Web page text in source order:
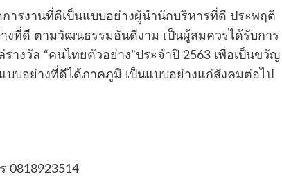
ารงานที่ดีเป็นแบบอย่างผู้นำนักบริหารที่ดี ประพฤติ
ที่ดี ตามวัฒนธรรมอันดีงาม เป็นผู้สมควรได้รับการ
างวัล “คนไทยตัวอย่าง”ประจำปี 2563 เพื่อเป็นขวัญ
บบอย่างที่ดีได้ภาคภูมิ เป็นแบบอย่างแก่สังคมต่อไป
0818923514